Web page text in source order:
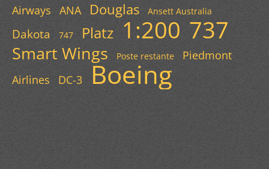
Airways
ANA Douglas Ansett Australia
Dakota 747 Platz 1:200 737
Smart Wings Poste restante
Piedmont
Airlines
DC-3 Boeing